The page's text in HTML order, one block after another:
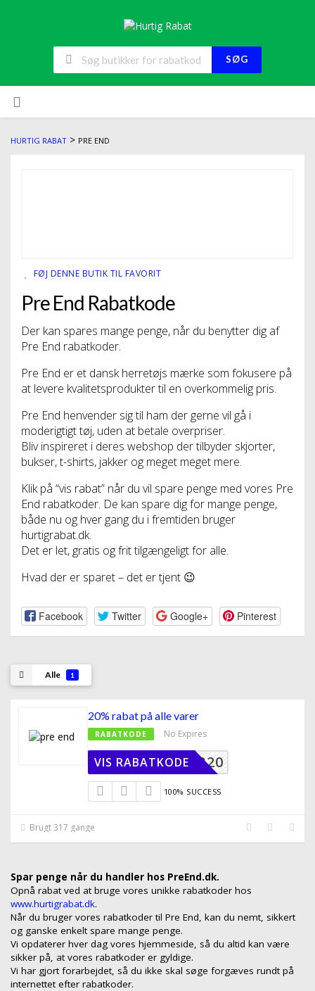
SØG
HURTIG RABAT > PRE END
FØJ DENNE BUTIK TIL FAVORIT
Pre End Rabatkode
Der kan spares mange penge, når du benytter dig af
Pre End rabatkoder.
Pre End er et dansk herretøjs mærke som fokusere på
at levere kvalitetsprodukter til en overkommelig pris.
Pre End henvender sig til ham der gerne vil gå i
moderigtigt tøj, uden at betale overpriser.
Bliv inspireret i deres webshop der tilbyder skjorter,
bukser, t-shirts, jakker og meget meget mere.
Klik på “vis rabat” når du vil spare penge med vores Pre
End rabatkoder. De kan spare dig for mange penge,
både nu og hver gang du i fremtiden bruger
hurtigrabat.dk.
Det er let, gratis og frit tilgængeligt for alle.
Hvad der er sparet – det er tjent 😉
Facebook Twitter Google+ Pinterest
Alle 1
20% rabat på alle varer
RABATKODE No Expires
SPAR20
VIS RABATKODE
100% SUCCESS
Brugt 317 gange
Spar penge når du handler hos PreEnd.dk.
Opnå rabat ved at bruge vores unikke rabatkoder hos
www.hurtigrabat.dk.
Når du bruger vores rabatkoder til Pre End, kan du nemt, sikkert
og ganske enkelt spare mange penge.
Vi opdaterer hver dag vores hjemmeside, så du altid kan være
sikker på, at vores rabatkoder er gyldige.
Vi har gjort forarbejdet, så du ikke skal søge forgæves rundt på
internettet efter rabatkoder.